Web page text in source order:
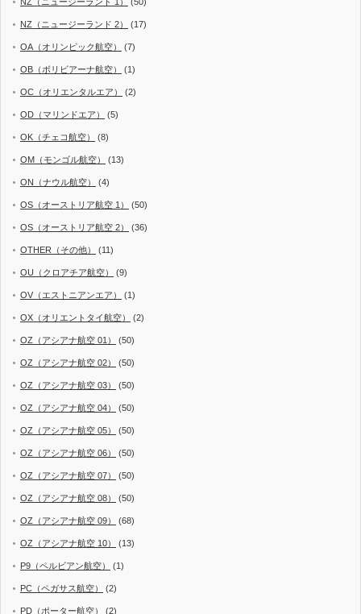
NZ（ニュージーランド 2） (17)
OA（オリンピック航空） (7)
OB（ボリビアーナ航空） (1)
OC（オリエンタルエア） (2)
OD（マリンドエア） (5)
OK（チェコ航空） (8)
OM（モンゴル航空） (13)
ON（ナウル航空） (4)
OS（オーストリア航空 1） (50)
OS（オーストリア航空 2） (36)
OTHER（その他） (11)
OU（クロアチア航空） (9)
OV（エストニアンエア） (1)
OX（オリエントタイ航空） (2)
OZ（アシアナ航空 01） (50)
OZ（アシアナ航空 02） (50)
OZ（アシアナ航空 03） (50)
OZ（アシアナ航空 04） (50)
OZ（アシアナ航空 05） (50)
OZ（アシアナ航空 06） (50)
OZ（アシアナ航空 07） (50)
OZ（アシアナ航空 08） (50)
OZ（アシアナ航空 09） (68)
OZ（アシアナ航空 10） (13)
P9（ペルビアン航空） (1)
PC（ペガサス航空） (2)
PD（ポーター航空） (2)